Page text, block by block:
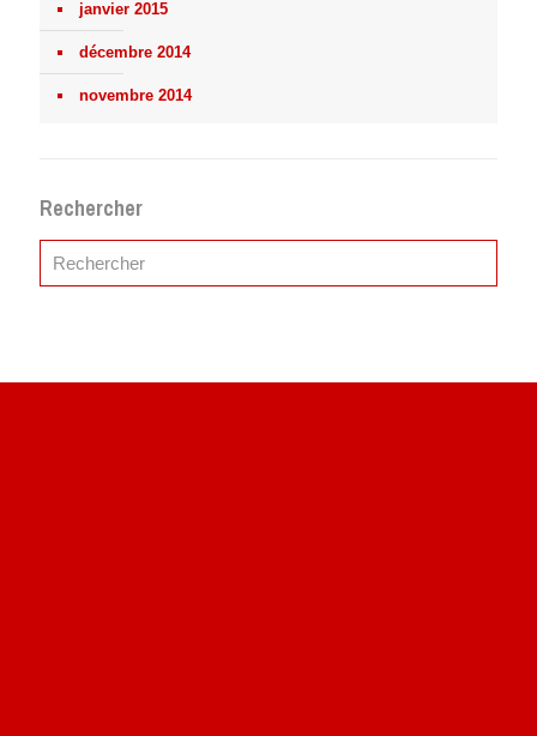
janvier 2015
décembre 2014
novembre 2014
Rechercher